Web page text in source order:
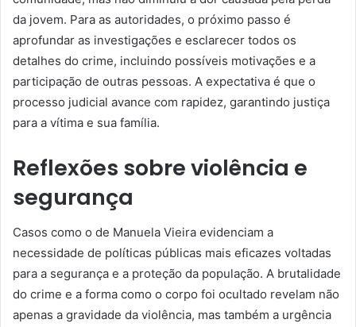
da jovem. Para as autoridades, o próximo passo é
aprofundar as investigações e esclarecer todos os
detalhes do crime, incluindo possíveis motivações e a
participação de outras pessoas. A expectativa é que o
processo judicial avance com rapidez, garantindo justiça
para a vítima e sua família.
Reflexões sobre violência e
segurança
Casos como o de Manuela Vieira evidenciam a
necessidade de políticas públicas mais eficazes voltadas
para a segurança e a proteção da população. A brutalidade
do crime e a forma como o corpo foi ocultado revelam não
apenas a gravidade da violência, mas também a urgência